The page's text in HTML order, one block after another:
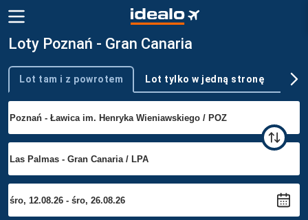
Loty Poznań - Gran Canaria
Typ podróży
Lot tam i z powrotem Lot tylko w jedną stronę